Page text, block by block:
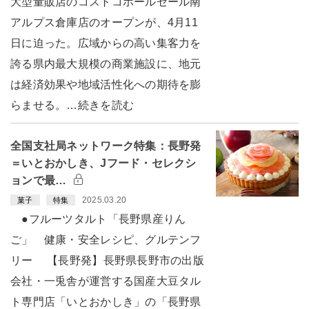
アルプス倉庫店のオープンが、4月11
日に迫った。広域からの高い集客力を
誇る県内最大規模の商業施設に、地元
は経済効果や地域活性化への期待を膨
らませる。…続きを読む
全国支社局ネットワーク特集：長野発
＝いとおかしき、Jフード・セレクシ
ョンで最…
菓子 特集 2025.03.20
●フルーツタルト「長野県産りん
ご」 健康・安全レシピ、グルテンフ
リー 【長野発】長野県長野市の出版
会社・一兎舎が運営する国産大豆タル
ト専門店「いとおかしき」の「長野県